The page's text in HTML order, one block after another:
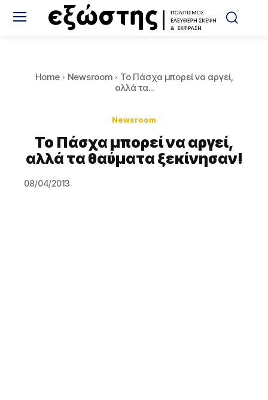
Home Newsroom
Το Πάσχα μπορεί να αργεί,
αλλά τα...
Newsroom
Το Πάσχα μπορεί να αργεί,
αλλά τα θαύματα ξεκίνησαν!
08/04/2013